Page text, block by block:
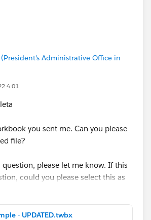
Administrative Office in
4:01
you sent me. Can you please
file?
please let me know. If this
could you please select this as
- UPDATED.twbx